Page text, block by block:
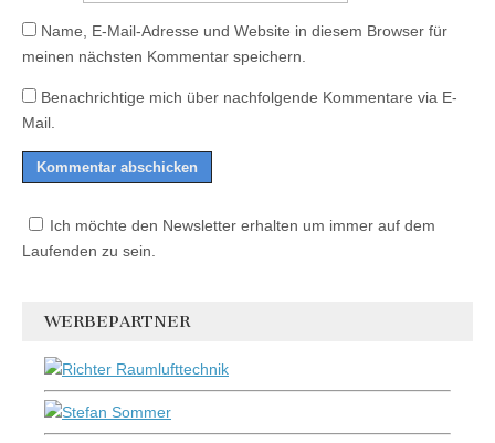
Name, E-Mail-Adresse und Website in diesem Browser für
meinen nächsten Kommentar speichern.
Benachrichtige mich über nachfolgende Kommentare via E-
Mail.
Ich möchte den Newsletter erhalten um immer auf dem
Laufenden zu sein.
WERBEPARTNER